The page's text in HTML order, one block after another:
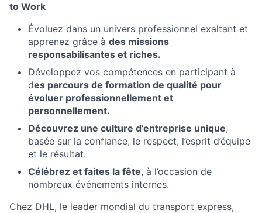
to Work
Évoluez dans un univers professionnel exaltant et
apprenez grâce à des missions
responsabilisantes et riches.
Développez vos compétences en participant à
des parcours de formation de qualité pour
évoluer professionnellement et
personnellement.
Découvrez une culture d’entreprise unique,
basée sur la confiance, le respect, l’esprit d’équipe
et le résultat.
Célébrez et faites la fête, à l’occasion de
nombreux événements internes.
Chez DHL, le leader mondial du transport express,